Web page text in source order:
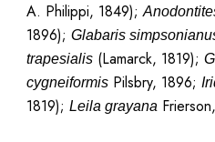
A. Philippi, 1849);
1896); Glabaris
trapesialis(Lamarck, 1819);
cygneiformisPilsbry, 1896;
1819); Leila grayana